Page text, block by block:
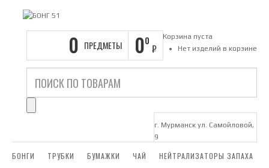
0 ПРЕДМЕТЫ 00
₽
Корзина пуста
Нет изделий в корзине
г. Мурманск ул. Самойловой,
9
БОНГИ ТРУБКИ БУМАЖКИ ЧАЙ НЕЙТРАЛИЗАТОРЫ ЗАПАХА